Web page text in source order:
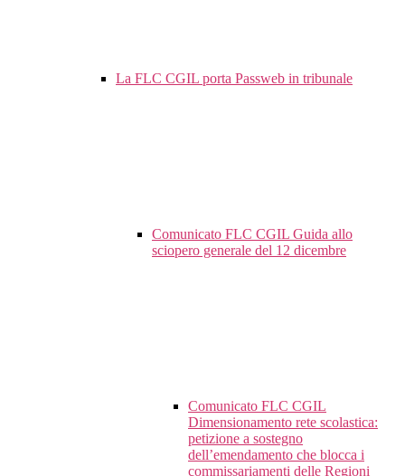
La FLC CGIL porta Passweb in tribunale
Comunicato FLC CGIL Guida allo
sciopero generale del 12 dicembre
Comunicato FLC CGIL
Dimensionamento rete scolastica:
petizione a sostegno
dell’emendamento che blocca i
commissariamenti delle Regioni